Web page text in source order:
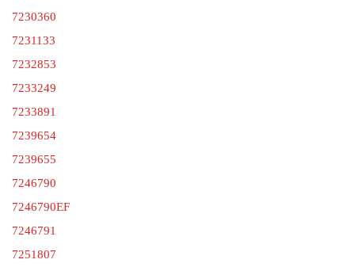
7230360
7231133
7232853
7233249
7233891
7239654
7239655
7246790
7246790EF
7246791
7251807